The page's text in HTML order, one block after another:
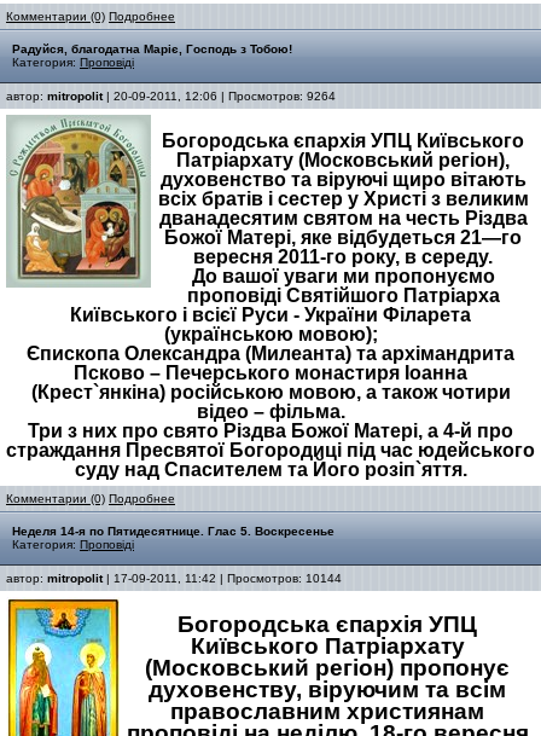
Комментарии (0) Подробнее
Радуйся, благодатна Маріє, Господь з Тобою!
Категория: Проповіді
автор: mitropolit| 20-09-2011, 12:06 | Просмотров: 9264
Богородська єпархія УПЦ Київського
Патріархату (Московський регіон),
духовенство та віруючі щиро вітають
всіх братів і сестер у Христі з великим
дванадесятим святом на честь Різдва
Божої Матері, яке відбудеться 21—го
вересня 2011-го року, в середу.
До вашої уваги ми пропонуємо
проповіді Святійшого Патріарха
Київського і всієї Руси - України Філарета
(українською мовою);
Єпископа Олександра (Милеанта) та архімандрита
Псково – Печерського монастиря Іоанна
(Крест`янкіна) російською мовою, а також чотири
відео – фільма.
Три з них про свято Різдва Божої Матері, а 4-й про
страждання Пресвятої Богородиці під час юдейського
суду над Спасителем та Його розіп`яття.
Комментарии (0) Подробнее
Неделя 14-я по Пятидесятнице. Глас 5. Воскресенье
Категория: Проповіді
автор: mitropolit| 17-09-2011, 11:42 | Просмотров: 10144
Богородська єпархія УПЦ
Київського Патріархату
(Московський регіон) пропонує
духовенству, віруючим та всім
православним християнам